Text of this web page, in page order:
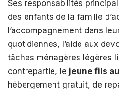
Ses responsabilités
des enfants de la famille
l’accompagnement dans
quotidiennes, l’aide aux
tâches ménagères légères
contrepartie, le jeune fils
hébergement gratuit, de